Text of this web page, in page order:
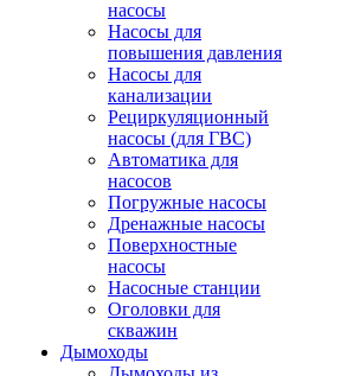
насосы
Насосы для
повышения давления
Насосы для
канализации
Рециркуляционный
насосы (для ГВС)
Автоматика для
насосов
Погружные насосы
Дренажные насосы
Поверхностные
насосы
Насосные станции
Оголовки для
скважин
Дымоходы